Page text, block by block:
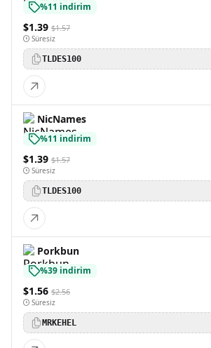
%11 indirim
$1.39 $1.57
Süresiz
TLDES100
NicNames
%11 indirim
$1.39 $1.57
Süresiz
TLDES100
Porkbun
%39 indirim
$1.56 $2.56
Süresiz
MRKEHEL